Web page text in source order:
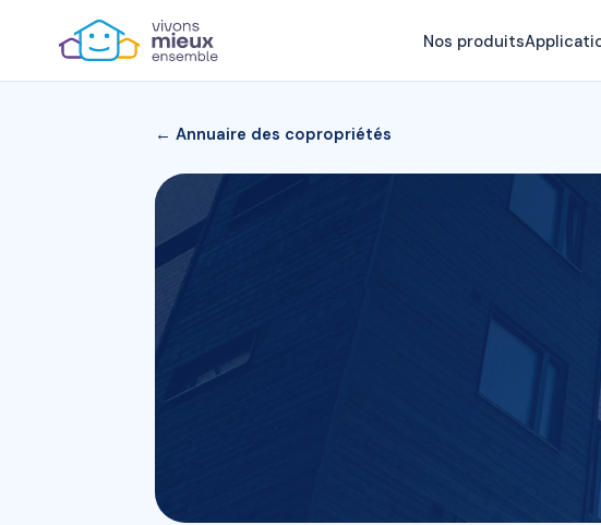
Nos produits
← Annuaire des copropriétés